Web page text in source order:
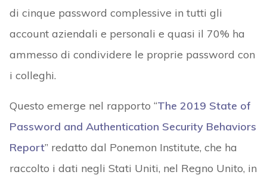
di cinque password complessive in tutti gli
account aziendali e personali e quasi il 70% ha
ammesso di condividere le proprie password con
i colleghi.
Questo emerge nel rapporto “The 2019 State of
Password and Authentication Security Behaviors
Report” redatto dal Ponemon Institute, che ha
raccolto i dati negli Stati Uniti, nel Regno Unito, in